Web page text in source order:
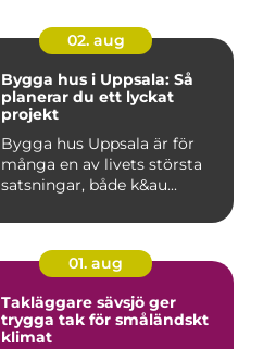
02. aug
Bygga hus i Uppsala: Så
planerar du ett lyckat
projekt
Bygga hus Uppsala är för
många en av livets största
satsningar, både k&au...
01. aug
Takläggare sävsjö ger
trygga tak för småländskt
klimat